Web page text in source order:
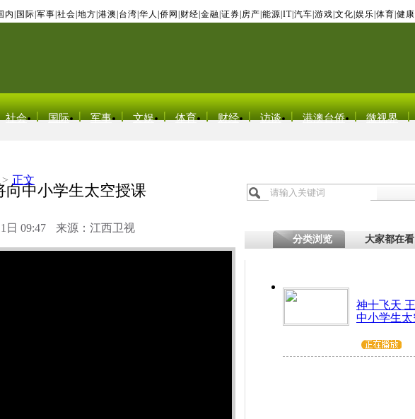
内 国际 军事 社会 地方 港澳 台湾 华人 侨网 财经 金融 证券 房产 能源 IT| 汽车 游戏 文化 娱乐 体育 健康
社会 国际 军事 文娱 体育 财经 访谈 港澳台侨 微视界
> 正文
向中小学生太空授课
日 09:47 来源：江西卫视
分类浏览 大家都在看
神十飞天
中小学生